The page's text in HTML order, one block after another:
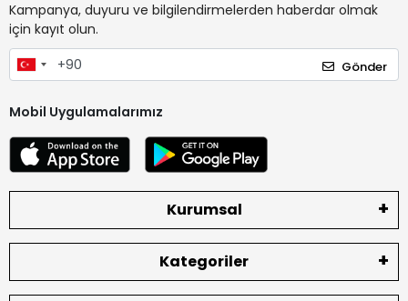
Kampanya, duyuru ve bilgilendirmelerden haberdar olmak
için kayıt olun.
Gönder
Mobil Uygulamalarımız
Kurumsal
Kategoriler